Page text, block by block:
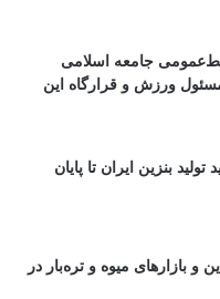
جامعه اسلامی
ورزش و قرارگاه این
تولید بنزین ایران تا پایان
و بازارهای میوه و تره‌بار در